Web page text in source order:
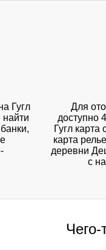
Гугл
Для
доступно
Гугл
карта
деревни
с